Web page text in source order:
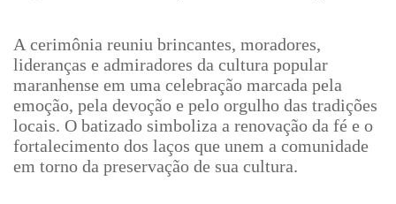
A cerimônia reuniu brincantes, moradores,
lideranças e admiradores da cultura popular
maranhense em uma celebração marcada pela
emoção, pela devoção e pelo orgulho das tradições
locais. O batizado simboliza a renovação da fé e o
fortalecimento dos laços que unem a comunidade
em torno da preservação de sua cultura.